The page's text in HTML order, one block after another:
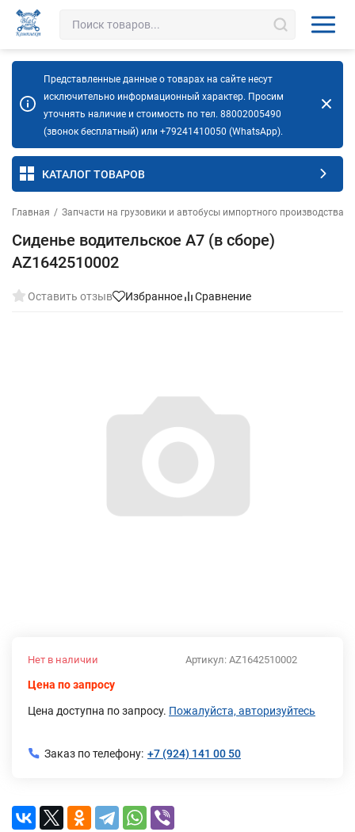
Представленные данные о товарах на сайте несут
исключительно информационный характер. Просим
уточнять наличие и стоимость по тел. 88002005490
(звонок бесплатный) или +79241410050 (WhatsApp).
КАТАЛОГ ТОВАРОВ
Главная / Запчасти на грузовики и автобусы импортного производства
Сиденье водительское А7 (в сборе)
AZ1642510002
Оставить отзыв Избранное Сравнение
Артикул: AZ1642510002
Нет в наличии
Цена по запросу
Цена доступна по запросу. Пожалуйста, авторизуйтесь
Заказ по телефону: +7 (924) 141 00 50